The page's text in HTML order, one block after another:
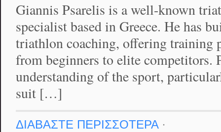
Giannis Psarelis is a well-known
specialist based in Greece. He has
triathlon coaching, offering training
from beginners to elite competitors.
understanding of the sport,
suit […]
ΔΙΑΒΑΣΤΕ ΠΕΡΙΣΣΟΤΕΡΑ·